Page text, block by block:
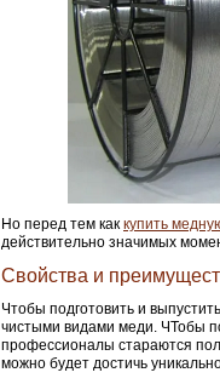
Но перед тем как купить
действительно значимых
Свойства и
Чтобы подготовить и
чистыми видами меди. ЧТобы
профессионалы стараются
можно будет достичь